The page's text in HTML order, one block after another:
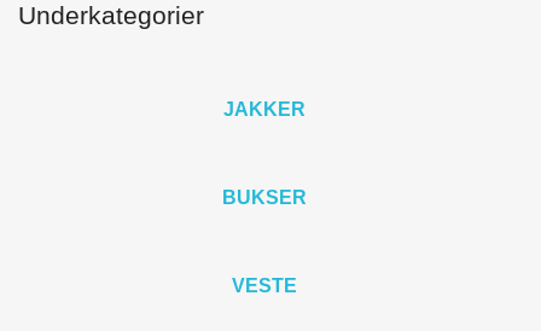
Underkategorier
JAKKER
BUKSER
VESTE